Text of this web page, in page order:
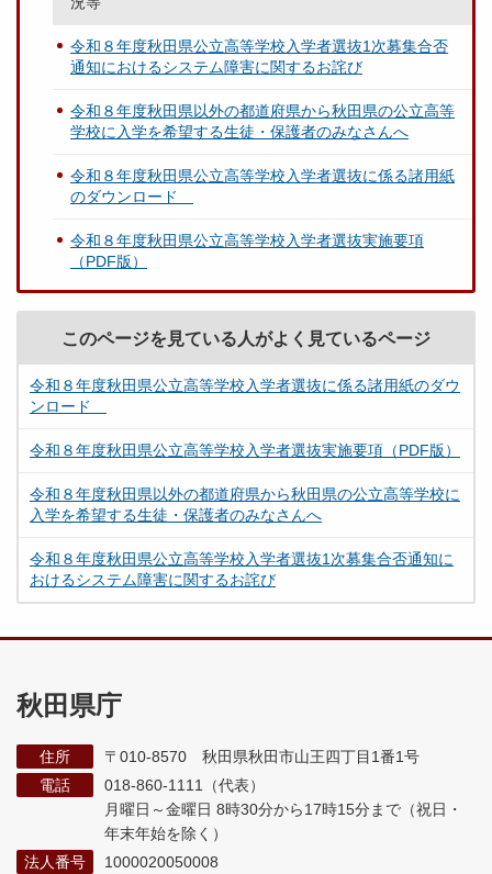
令和８年度秋田県公立高等学校入学者選抜1次募集合否
通知におけるシステム障害に関するお詫び
令和８年度秋田県以外の都道府県から秋田県の公立高等
学校に入学を希望する生徒・保護者のみなさんへ
令和８年度秋田県公立高等学校入学者選抜に係る諸用紙
のダウンロード
令和８年度秋田県公立高等学校入学者選抜実施要項
（PDF版）
このページを見ている人がよく見ているページ
令和８年度秋田県公立高等学校入学者選抜に係る諸用紙のダウ
ンロード
令和８年度秋田県公立高等学校入学者選抜実施要項（PDF版）
令和８年度秋田県以外の都道府県から秋田県の公立高等学校に
入学を希望する生徒・保護者のみなさんへ
令和８年度秋田県公立高等学校入学者選抜1次募集合否通知に
おけるシステム障害に関するお詫び
秋田県庁
住所
〒010-8570 秋田県秋田市山王四丁目1番1号
電話
018-860-1111（代表）
月曜日～金曜日 8時30分から17時15分まで （祝日・
年末年始を除く）
法人番号
1000020050008